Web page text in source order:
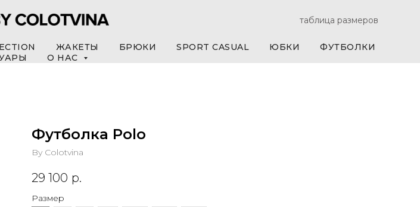
таблица размеров
ЖАКЕТЫ БРЮКИ SPORT CASUAL ЮБКИ
ФУТБОЛКИ
О НАС
Футболка Polo
By Colotvina
29 100 р.
Размер